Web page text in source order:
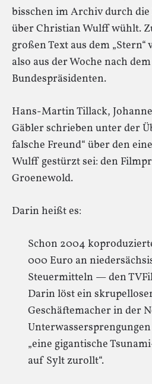
bisschen im Archiv durch
über Christian Wulff wühlt.
großen Text aus dem „Stern“
also aus der Woche nach
Bundespräsidenten.
Hans-Martin Tillack,
Gäbler schrieben unter der
falsche Freund“ über den
Wulff gestürzt sei: den
Groenewold.
Darin heißt es:
Schon 2004
000 Euro an
Steuermitteln — den
Darin löst ein
Geschäftemacher in der
„eine gigantische
auf Sylt zurollt“.